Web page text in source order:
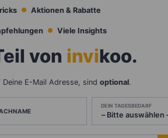
Aktionen & Rabatte
Viele Insights
von invikoo.
Deine E-Mail Adresse, sind optional.
DEIN TAGESBEDARF